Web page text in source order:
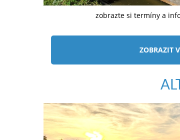
zobrazte si termíny a
ZOBRAZIT